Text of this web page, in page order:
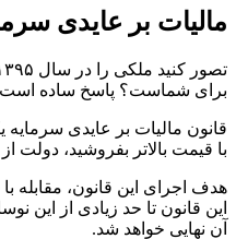
مالیات بر عایدی
برای شماست؟ پاسخ ساده است:
قانون مالیات بر عایدی
با قیمت بالاتر بفروشید، دولت
هدف اجرای این قانون، مقابله
آن نهایی خواهد شد.